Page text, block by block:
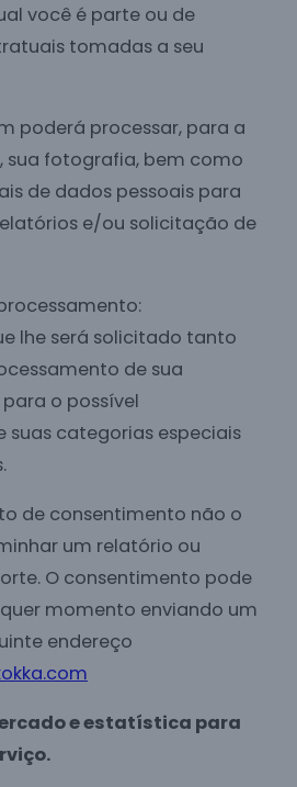
você é parte ou de
tomadas a seu
poderá processar, para a
sua fotografia, bem como
de dados pessoais para
e/ou solicitação de
lhe será solicitado tanto
de sua
o possível
suas categorias especiais
de consentimento não o
um relatório ou
O consentimento pode
momento enviando um
endereço
e estatística para